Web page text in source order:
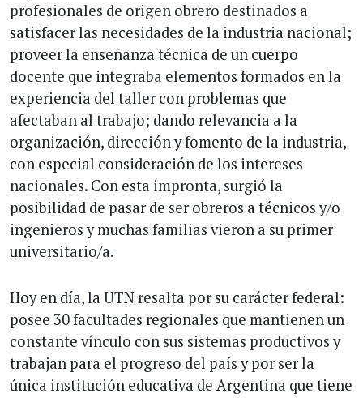
profesionales de origen obrero destinados a
satisfacer las necesidades de la industria nacional;
proveer la enseñanza técnica de un cuerpo
docente que integraba elementos formados en la
experiencia del taller con problemas que
afectaban al trabajo; dando relevancia a la
organización, dirección y fomento de la industria,
con especial consideración de los intereses
nacionales. Con esta impronta, surgió la
posibilidad de pasar de ser obreros a técnicos y/o
ingenieros y muchas familias vieron a su primer
universitario/a.
Hoy en día, la UTN resalta por su carácter federal:
posee 30 facultades regionales que mantienen un
constante vínculo con sus sistemas productivos y
trabajan para el progreso del país y por ser la
única institución educativa de Argentina que tiene